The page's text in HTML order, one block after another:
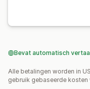
Bevat automatisch
Alle betalingen worden in
gebruik gebaseerde